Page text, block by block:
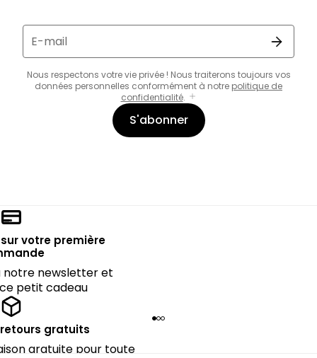
E-mail
Nous respectons votre vie privée ! Nous traiterons toujours vos
données personnelles conformément à notre politique de
confidentialité.
S'abonner
votre première
notre newsletter et
petit cadeau
gratuits
gratuite pour toute